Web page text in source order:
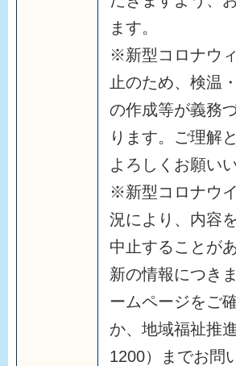
ます。
※新型コロナウ
止のため、検温
の作成等が義務
ります。ご理解
よろしくお願い
※新型コロナウ
況により、内容
中止することが
新の情報につき
ームページをご
か、地域福祉推
1200）までお問